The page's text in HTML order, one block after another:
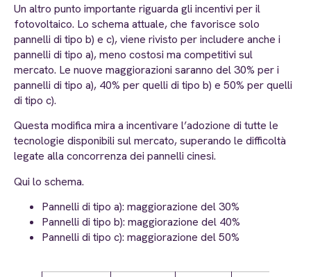
Un altro punto importante riguarda gli incentivi per il
fotovoltaico. Lo schema attuale, che favorisce solo
pannelli di tipo b) e c), viene rivisto per includere anche i
pannelli di tipo a), meno costosi ma competitivi sul
mercato. Le nuove maggiorazioni saranno del 30% per i
pannelli di tipo a), 40% per quelli di tipo b) e 50% per quelli
di tipo c).
Questa modifica mira a incentivare l’adozione di tutte le
tecnologie disponibili sul mercato, superando le difficoltà
legate alla concorrenza dei pannelli cinesi.
Qui lo schema.
Pannelli di tipo a): maggiorazione del 30%
Pannelli di tipo b): maggiorazione del 40%
Pannelli di tipo c): maggiorazione del 50%